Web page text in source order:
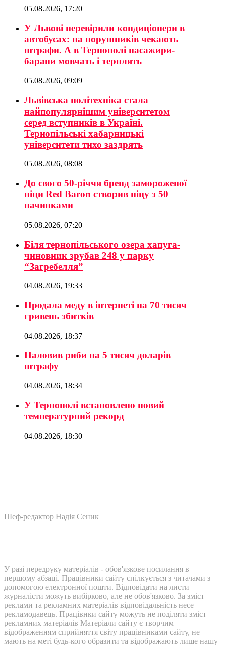
05.08.2026, 17:20
У Львові перевірили кондиціонери в
автобусах: на порушників чекають
штрафи. А в Тернополі пасажири-
барани мовчать і терплять
05.08.2026, 09:09
Львівська політехніка стала
найпопулярнішим університетом
серед вступників в Україні.
Тернопільські хабарницькі
університети тихо заздрять
05.08.2026, 08:08
До свого 50-річчя бренд замороженої
піци Red Baron створив піцу з 50
начинками
05.08.2026, 07:20
Біля тернопільського озера хапуга-
чиновник зрубав 248 у парку
“Загребелля”
04.08.2026, 19:33
Продала меду в інтернеті на 70 тисяч
гривень збитків
04.08.2026, 18:37
Наловив риби на 5 тисяч доларів
штрафу
04.08.2026, 18:34
У Тернополі встановлено новий
температурний рекорд
04.08.2026, 18:30
Шеф-редактор Надія Сеник
У разі передруку матеріалів - обов'язкове посилання в
першому абзаці. Працівники сайту спілкується з читачами з
допомогою електронної пошти. Відповідати на листи
журналісти можуть вибірково, але не обов'язково. За зміст
реклами та рекламних матеріалів відповідальність несе
рекламодавець. Працівнки сайту можуть не поділяти зміст
рекламних матеріалів Матеріали сайту є творчим
відображенням сприйняття світу працівниками сайту, не
мають на меті будь-кого образити та відображають лише нашу